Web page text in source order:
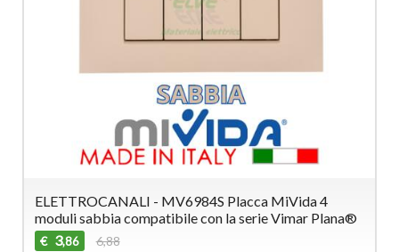
ELETTROCANALI - MV6984S Placca MiVida 4
moduli sabbia compatibile con la serie Vimar Plana®
€ 3,86 6,88